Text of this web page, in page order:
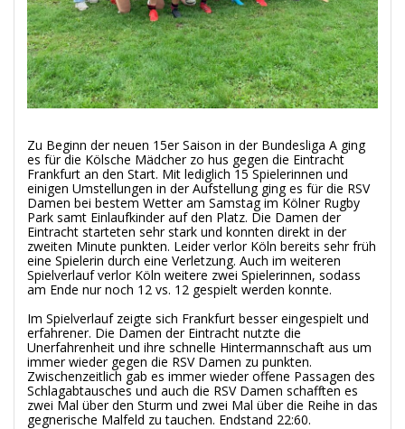
Zu Beginn der neuen 15er Saison in der Bundesliga A ging
es für die Kölsche Mädcher zo hus gegen die Eintracht
Frankfurt an den Start. Mit lediglich 15 Spielerinnen und
einigen Umstellungen in der Aufstellung ging es für die RSV
Damen bei bestem Wetter am Samstag im Kölner Rugby
Park samt Einlaufkinder auf den Platz. Die Damen der
Eintracht starteten sehr stark und konnten direkt in der
zweiten Minute punkten. Leider verlor Köln bereits sehr früh
eine Spielerin durch eine Verletzung. Auch im weiteren
Spielverlauf verlor Köln weitere zwei Spielerinnen, sodass
am Ende nur noch 12 vs. 12 gespielt werden konnte.
Im Spielverlauf zeigte sich Frankfurt besser eingespielt und
erfahrener. Die Damen der Eintracht nutzte die
Unerfahrenheit und ihre schnelle Hintermannschaft aus um
immer wieder gegen die RSV Damen zu punkten.
Zwischenzeitlich gab es immer wieder offene Passagen des
Schlagabtausches und auch die RSV Damen schafften es
zwei Mal über den Sturm und zwei Mal über die Reihe in das
gegnerische Malfeld zu tauchen. Endstand 22:60.